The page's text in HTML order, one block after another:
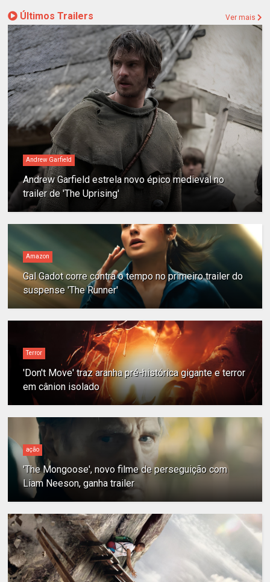
Últimos Trailers Ver mais
Andrew Garfield
Andrew Garfield estrela novo épico medieval no
trailer de 'The Uprising'
Amazon
Gal Gadot corre contra o tempo no primeiro trailer do
suspense 'The Runner'
Terror
'Don't Move' traz aranha pré-histórica gigante e terror
em cânion isolado
ação
'The Mongoose', novo filme de perseguição com
Liam Neeson, ganha trailer